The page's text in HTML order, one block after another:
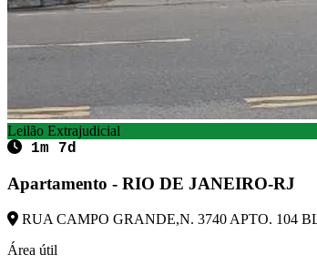
Leilão Extrajudicial
1m 7d
Apartamento - RIO DE JANEIRO-RJ
RUA CAMPO GRANDE,N. 3740 APTO. 104
Área útil